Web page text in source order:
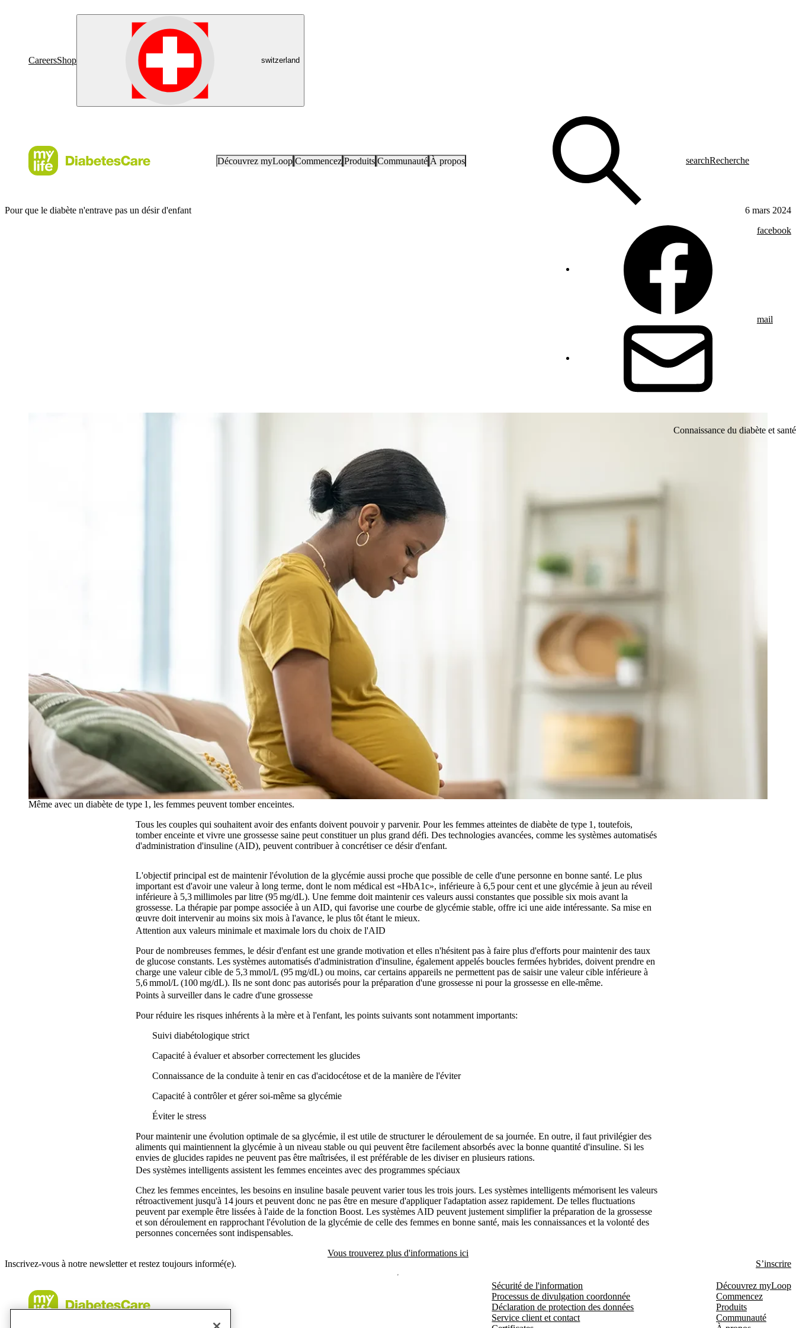
CareersShop switzerland
Découvrez myLoop Commencez Produits Communauté À propos searchRecherche
Pour que le diabète n'entrave pas un désir d'enfant
6 mars 2024
facebook
mail
Connaissance du diabète et santé
Même avec un diabète de type 1, les femmes peuvent tomber enceintes.
Tous les couples qui souhaitent avoir des enfants doivent pouvoir y parvenir. Pour les femmes atteintes de diabète de type 1, toutefois,
tomber enceinte et vivre une grossesse saine peut constituer un plus grand défi. Des technologies avancées, comme les systèmes automatisés
d'administration d'insuline (AID), peuvent contribuer à concrétiser ce désir d'enfant.
L'objectif principal est de maintenir l'évolution de la glycémie aussi proche que possible de celle d'une personne en bonne santé. Le plus
important est d'avoir une valeur à long terme, dont le nom médical est «HbA1c», inférieure à 6,5 pour cent et une glycémie à jeun au réveil
inférieure à 5,3 millimoles par litre (95 mg/dL). Une femme doit maintenir ces valeurs aussi constantes que possible six mois avant la
grossesse. La thérapie par pompe associée à un AID, qui favorise une courbe de glycémie stable, offre ici une aide intéressante. Sa mise en
œuvre doit intervenir au moins six mois à l'avance, le plus tôt étant le mieux.
Attention aux valeurs minimale et maximale lors du choix de l'AID
Pour de nombreuses femmes, le désir d'enfant est une grande motivation et elles n'hésitent pas à faire plus d'efforts pour maintenir des taux
de glucose constants. Les systèmes automatisés d'administration d'insuline, également appelés boucles fermées hybrides, doivent prendre en
charge une valeur cible de 5,3 mmol/L (95 mg/dL) ou moins, car certains appareils ne permettent pas de saisir une valeur cible inférieure à
5,6 mmol/L (100 mg/dL). Ils ne sont donc pas autorisés pour la préparation d'une grossesse ni pour la grossesse en elle-même.
Points à surveiller dans le cadre d'une grossesse
Pour réduire les risques inhérents à la mère et à l'enfant, les points suivants sont notamment importants:
Suivi diabétologique strict
Capacité à évaluer et absorber correctement les glucides
Connaissance de la conduite à tenir en cas d'acidocétose et de la manière de l'éviter
Capacité à contrôler et gérer soi-même sa glycémie
Éviter le stress
Pour maintenir une évolution optimale de sa glycémie, il est utile de structurer le déroulement de sa journée. En outre, il faut privilégier des
aliments qui maintiennent la glycémie à un niveau stable ou qui peuvent être facilement absorbés avec la bonne quantité d'insuline. Si les
envies de glucides rapides ne peuvent pas être maîtrisées, il est préférable de les diviser en plusieurs rations.
Des systèmes intelligents assistent les femmes enceintes avec des programmes spéciaux
Chez les femmes enceintes, les besoins en insuline basale peuvent varier tous les trois jours. Les systèmes intelligents mémorisent les valeurs
rétroactivement jusqu'à 14 jours et peuvent donc ne pas être en mesure d'appliquer l'adaptation assez rapidement. De telles fluctuations
peuvent par exemple être lissées à l'aide de la fonction Boost. Les systèmes AID peuvent justement simplifier la préparation de la grossesse
et son déroulement en rapprochant l'évolution de la glycémie de celle des femmes en bonne santé, mais les connaissances et la volonté des
personnes concernées sont indispensables.
Vous trouverez plus d'informations ici
Inscrivez-vous à notre newsletter et restez toujours informé(e).
S’inscrire
Sécurité de l'information
Processus de divulgation coordonnée
Déclaration de protection des données
Service client et contact
Découvrez myLoop
Commencez
Produits
Communauté